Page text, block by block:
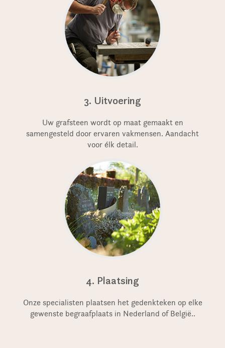
3. Uitvoering
Uw grafsteen wordt op maat gemaakt en
samengesteld door ervaren vakmensen. Aandacht
voor élk detail.
4. Plaatsing
Onze specialisten plaatsen het gedenkteken op elke
gewenste begraafplaats in Nederland of België..